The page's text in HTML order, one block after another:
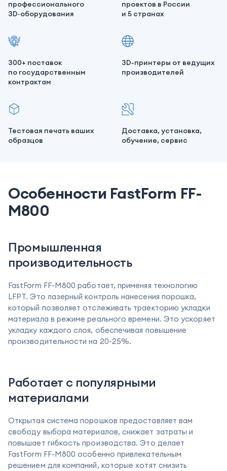
профессионального
3D‑оборудования
проектов в России
и 5 странах
300+ поставок
по государственным
контрактам
3D-принтеры от ведущих
производителей
Тестовая печать ваших
образцов
Доставка, установка,
обучение, сервис
Особенности FastForm FF-
M800
Промышленная
производительность
FastForm FF-M800 работает, применяя технологию
LFPT. Это лазерный контроль нанесения порошка,
который позволяет отслеживать траекторию укладки
материала в режиме реального времени. Это ускоряет
укладку каждого слоя, обеспечивая повышение
производительности на 20-25%.
Работает с популярными
материалами
Открытая система порошков предоставляет вам
свободу выбора материалов, снижает затраты и
повышает гибкость производства. Это делает
FastForm FF-M800 особенно привлекательным
решением для компаний, которые хотят снизить